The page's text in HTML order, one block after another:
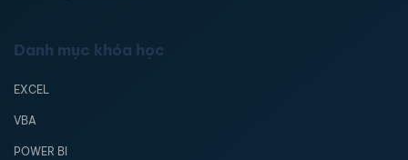
Danh mục khóa học
EXCEL
VBA
POWER BI